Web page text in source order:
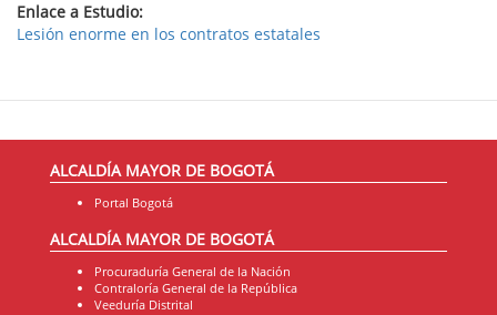
Enlace a Estudio:
Lesión enorme en los contratos estatales
ALCALDÍA MAYOR DE BOGOTÁ
Portal Bogotá
ALCALDÍA MAYOR DE BOGOTÁ
Procuraduría General de la Nación
Contraloría General de la República
Veeduría Distrital